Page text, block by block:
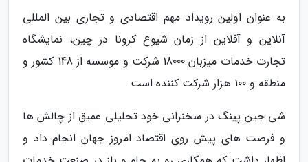
به عنوان اولین رویداد مهم اقتصادی و تجاری بین المللی
آنلاین و آفلاین از زمان شیوع کرونا در چین، نمایشگاه
تجارت خدمات میزبان 18000 شرکت و موسسه از 148 کشور و
منطقه و 100 هزار شرکت کننده است.
شی جین پینگ در سخنرانی خود تحلیلی عمیق از چالش ها
و فرصت های پیش روی اقتصاد امروز جهان انجام داد و